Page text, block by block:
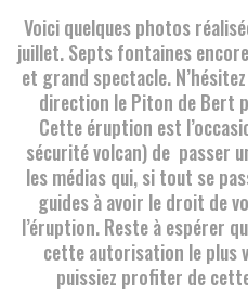
Voici quelques photos
juillet. Septs fontaines
et grand spectacle.
direction le Piton de Bert
Cette éruption est
sécurité volcan) de passer
les médias qui, si tout se
guides à avoir le droit de
l’éruption. Reste à espérer
cette autorisation le plus
puissiez profiter de